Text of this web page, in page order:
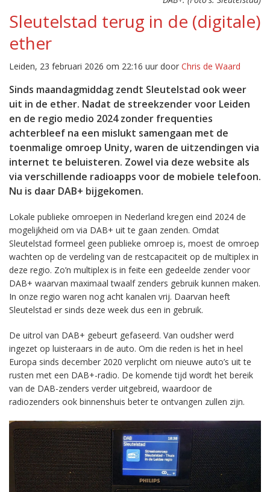
Sleutelstad terug in de (digitale)
ether
Leiden, 23 februari 2026 om 22:16 uur door Chris de Waard
Sinds maandagmiddag zendt Sleutelstad ook weer
uit in de ether. Nadat de streekzender voor Leiden
en de regio medio 2024 zonder frequenties
achterbleef na een mislukt samengaan met de
toenmalige omroep Unity, waren de uitzendingen via
internet te beluisteren. Zowel via deze website als
via verschillende radioapps voor de mobiele telefoon.
Nu is daar DAB+ bijgekomen.
Lokale publieke omroepen in Nederland kregen eind 2024 de
mogelijkheid om via DAB+ uit te gaan zenden. Omdat
Sleutelstad formeel geen publieke omroep is, moest de omroep
wachten op de verdeling van de restcapaciteit op de multiplex in
deze regio. Zo’n multiplex is in feite een gedeelde zender voor
DAB+ waarvan maximaal twaalf zenders gebruik kunnen maken.
In onze regio waren nog acht kanalen vrij. Daarvan heeft
Sleutelstad er sinds deze week dus een in gebruik.
De uitrol van DAB+ gebeurt gefaseerd. Van oudsher werd
ingezet op luisteraars in de auto. Om die reden is het in heel
Europa sinds december 2020 verplicht om nieuwe auto’s uit te
rusten met een DAB+-radio. De komende tijd wordt het bereik
van de DAB-zenders verder uitgebreid, waardoor de
radiozenders ook binnenshuis beter te ontvangen zullen zijn.